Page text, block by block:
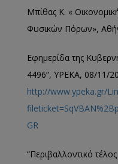
Μπίθας Κ. «
Φυσικών Πόρων»,
Εφημερίδα της
4496”, YPEKA, 08/11/
http://www.ypeka.gr/
GR
“Περιβαλλοντικό